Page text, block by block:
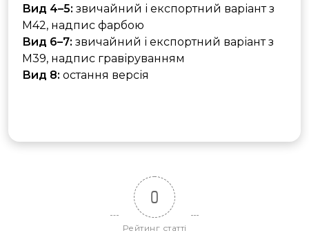
Вид 4–5: звичайний і експортний варіант з
M42, надпис фарбою
Вид 6–7: звичайний і експортний варіант з
M39, надпис гравіруванням
Вид 8: остання версія
0
Рейтинг статті